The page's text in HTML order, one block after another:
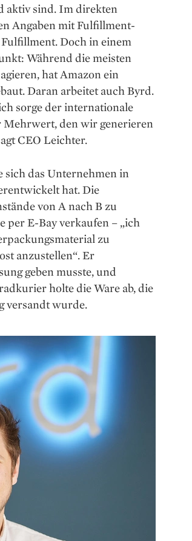
aktiv sind. Im direkten
Angaben mit Fulfillment-
Doch in einem
Während die meisten
hat Amazon ein
Daran arbeitet auch Byrd.
sorge der internationale
Mehrwert, den wir generieren
CEO Leichter.
sich das Unternehmen in
hat. Die
von A nach B zu
per E-Bay verkaufen – „ich
zu
anzustellen“. Er
geben musste, und
holte die Ware ab, die
versandt wurde.